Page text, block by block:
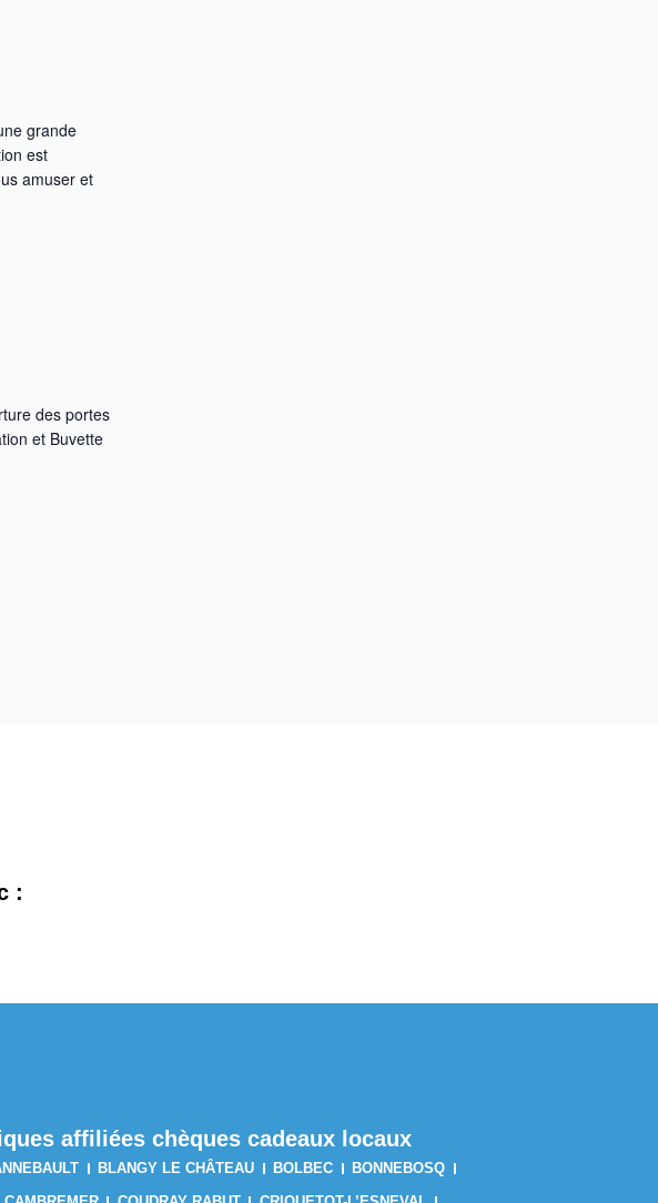
grande
est
amuser et
des portes
et Buvette
:
affiliées chèques cadeaux locaux
BLANGY LE CHÂTEAU BOLBEC
BONNEBOSQ